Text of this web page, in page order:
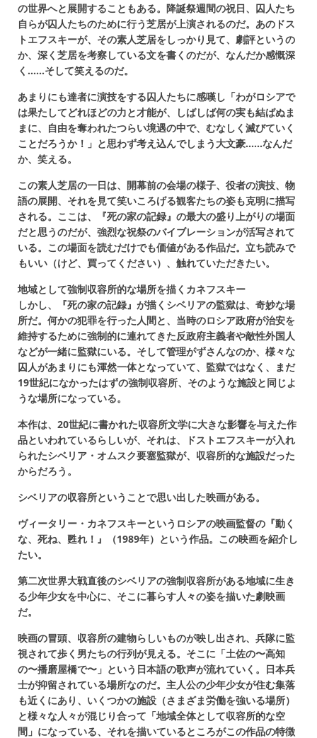
の世界へと展開することもある。降誕祭週間の祝日、囚人たち
自らが囚人たちのために行う芝居が上演されるのだ。あのドス
トエフスキーが、その素人芝居をしっかり見て、劇評というの
か、深く芝居を考察している文を書くのだが、なんだか感慨深
く......そして笑えるのだ。
あまりにも達者に演技をする囚人たちに感嘆し「わがロシアで
は果たしてどれほどの力と才能が、しばしば何の実も結ばぬま
まに、自由を奪われたつらい境遇の中で、むなしく滅びていく
ことだろうか！」と思わず考え込んでしまう大文豪......なんだ
か、笑える。
この素人芝居の一日は、開幕前の会場の様子、役者の演技、物
語の展開、それを見て笑いころげる観客たちの姿も克明に描写
される。ここは、『死の家の記録』の最大の盛り上がりの場面
だと思うのだが、強烈な祝祭のバイブレーションが活写されて
いる。この場面を読むだけでも価値がある作品だ。立ち読みで
もいい（けど、買ってください）、触れていただきたい。
地域として強制収容所的な場所を描くカネフスキー
しかし、『死の家の記録』が描くシベリアの監獄は、奇妙な場
所だ。何かの犯罪を行った人間と、当時のロシア政府が治安を
維持するために強制的に連れてきた反政府主義者や敵性外国人
などが一緒に監獄にいる。そして管理がずさんなのか、様々な
囚人があまりにも渾然一体となっていて、監獄ではなく、まだ
19世紀になかったはずの強制収容所、そのような施設と同じよ
うな場所になっている。
本作は、20世紀に書かれた収容所文学に大きな影響を与えた作
品といわれているらしいが、それは、ドストエフスキーが入れ
られたシベリア・オムスク要塞監獄が、収容所的な施設だった
からだろう。
シベリアの収容所ということで思い出した映画がある。
ヴィータリー・カネフスキーというロシアの映画監督の『動く
な、死ね、甦れ！』（1989年）という作品。この映画を紹介し
たい。
第二次世界大戦直後のシベリアの強制収容所がある地域に生き
る少年少女を中心に、そこに暮らす人々の姿を描いた劇映画
だ。
映画の冒頭、収容所の建物らしいものが映し出され、兵隊に監
視されて歩く男たちの行列が見える。そこに「土佐の〜高知
の〜播磨屋橋で〜」という日本語の歌声が流れていく。日本兵
士が抑留されている場所なのだ。主人公の少年少女が住む集落
も近くにあり、いくつかの施設（さまざま労働を強いる場所）
と様々な人々が混じり合って「地域全体として収容所的な空
間」になっている、それを描いているところがこの作品の特徴